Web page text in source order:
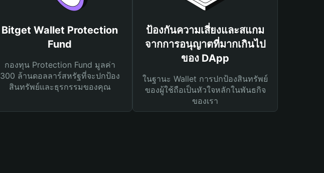
Bitget Wallet Protection
Fund
กองทุน Protection Fund มูลค่า
300 ล้านดอลลาร์สหรัฐที่จะปกป้อง
สินทรัพย์และธุรกรรมของคุณ
ป้องกันความเสี่ยงและสแกม
จากการอนุญาตที่มากเกินไป
ของ DApp
ในฐานะ Wallet การปกป้องสินทรัพย์
ของผู้ใช้ถือเป็นหัวใจหลักในพันธกิจ
ของเรา